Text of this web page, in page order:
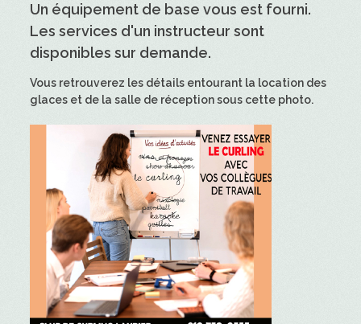
Un équipement de base vous est fourni.
Les services d'un instructeur sont
disponibles sur demande.
Vous retrouverez les détails entourant la location des
glaces et de la salle de réception sous cette photo.